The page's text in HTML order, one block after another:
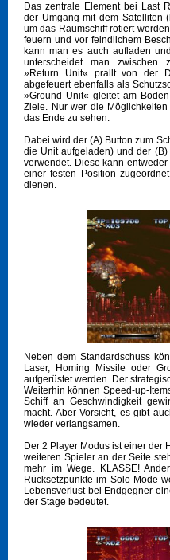
Das zentrale Element bei Last
der Umgang mit dem Satelliten
um das Raumschiff rotiert
feuern und vor feindlichem
kann man es auch aufladen
unterscheidet man zwischen
»Return Unit« prallt von der
abgefeuert ebenfalls als
»Ground Unit« gleitet am
Ziele. Nur wer die
das Ende zu sehen.
Dabei wird der (A) Button zum
die Unit aufgeladen) und der
verwendet. Diese kann
einer festen Position
dienen.
Neben dem Standardschuss
Laser, Homing Missile oder
aufgerüstet werden. Der
Weiterhin können Speed-up-
Schiff an Geschwindigkeit
macht. Aber Vorsicht, es gibt
wieder verlangsamen.
Der 2 Player Modus ist einer der
weiteren Spieler an der Seite
mehr im Wege. KLASSE!
Rücksetzpunkte im Solo Mode
Lebensverlust bei Endgegner
der Stage bedeutet.